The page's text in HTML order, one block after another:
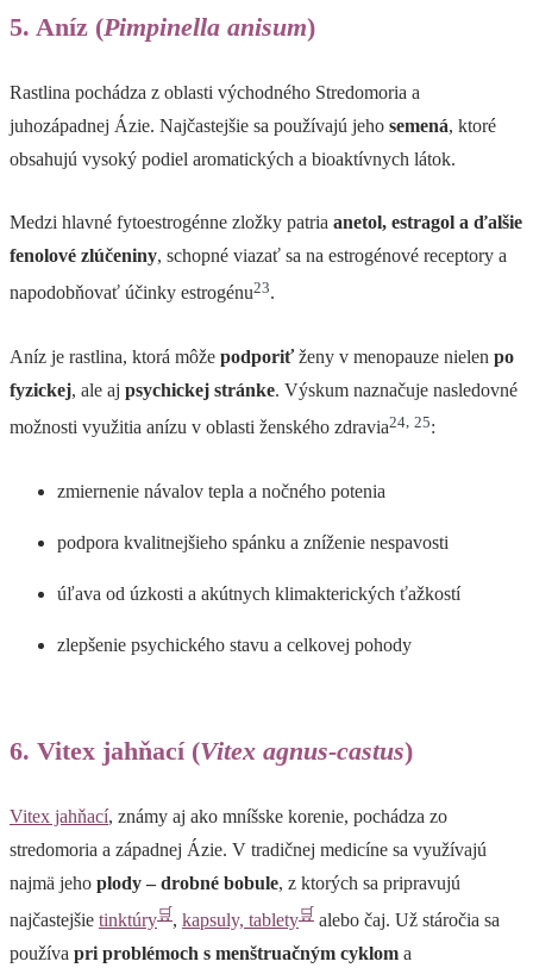
5. Aníz (Pimpinella anisum)
Rastlina pochádza z oblasti východného Stredomoria a
juhozápadnej Ázie. Najčastejšie sa používajú jeho semená, ktoré
obsahujú vysoký podiel aromatických a bioaktívnych látok.
Medzi hlavné fytoestrogénne zložky patria anetol, estragol a ďalšie
fenolové zlúčeniny, schopné viazať sa na estrogénové receptory a
napodobňovať účinky estrogénu23.
Aníz je rastlina, ktorá môže podporiťženy v menopauze nielen po
fyzickej, ale aj psychickej stránke. Výskum naznačuje nasledovné
možnosti využitia anízu v oblasti ženského zdravia24, 25:
zmiernenie návalov tepla a nočného potenia
podpora kvalitnejšieho spánku a zníženie nespavosti
úľava od úzkosti a akútnych klimakterických ťažkostí
zlepšenie psychického stavu a celkovej pohody
6. Vitex jahňací (Vitex agnus-castus)
Vitex jahňací, známy aj ako mníšske korenie, pochádza zo
stredomoria a západnej Ázie. V tradičnej medicíne sa využívajú
najmä jeho plody – drobné bobule, z ktorých sa pripravujú
najčastejšie tinktúry🛒 , kapsuly, tablety🛒 alebo čaj. Už stáročia sa
používa pri problémoch s menštruačným cyklom a